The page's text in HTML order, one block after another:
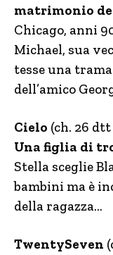
matrimonio
Chicago, anni
Michael, sua
tesse una
dell’amico
Cielo (ch. 26 dtt
Una figlia di
Stella sceglie
bambini ma è
della ragazza…
TwentySeven